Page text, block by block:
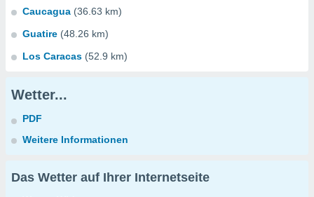
Caucagua (36.63 km)
Guatire (48.26 km)
Los Caracas (52.9 km)
Wetter...
PDF
Weitere Informationen
Das Wetter auf Ihrer Internetseite